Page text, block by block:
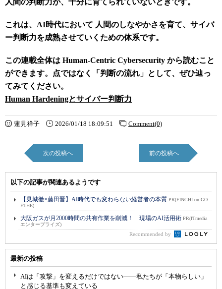
人間の判断力が、十分に育てられていないときです。
これは、AI時代において 人間のしなやかさを育て、サイバ
ー判断力を成熟させていくための体系です。
この連載全体は Human-Centric Cybersecurity から読むこと
ができます。点ではなく「判断の流れ」として、ぜひ辿っ
てみてください。
Human Hardeningとサイバー判断力
蓮見祥子 2026/01/18 18:09:51 Comment(0)
次の投稿へ 前の投稿へ
以下の記事が関連あるようです
【見城徹×藤田晋】AI時代でも変わらない経営者の本質 PR(FINCHI on GO
ETHE)
大阪ガスが月2000時間の共有作業を削減！ 現場のAI活用術 PR(ITmedia
エンタープライズ)
Recommended by
最新の投稿
AIは「攻撃」を変えるだけではない――私たちが「本物らしい」
と感じる基準も変えている